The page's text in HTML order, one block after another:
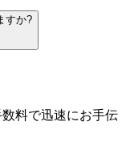
すか?
料で迅速にお手伝